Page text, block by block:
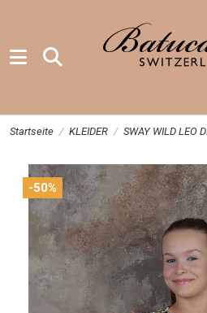
Startseite KLEIDER SWAY WILD LEO
-50%